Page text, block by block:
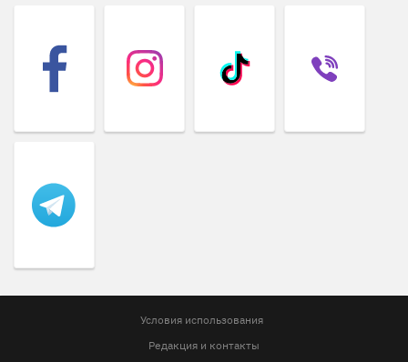
Условия использования
Редакция и контакты